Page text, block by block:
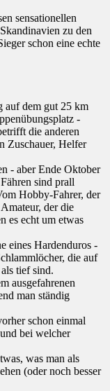
sensationellen
zu den
schon eine echte
auf dem gut 25 km
-
die anderen
Zuschauer, Helfer
- aber Ende Oktober
sind prall
Hobby-Fahrer, der
der die
es echt um etwas
eines Hardenduros -
die auf
tief sind.
ausgefahrenen
man ständig
schon einmal
bei welcher
was man als
(oder noch besser